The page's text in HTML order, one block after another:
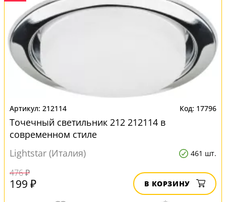
212114 17796
Точечный светильник 212 212114 в
современном стиле
Lightstar (Италия)
461 шт.
476 ₽
199 ₽ В КОРЗИНУ